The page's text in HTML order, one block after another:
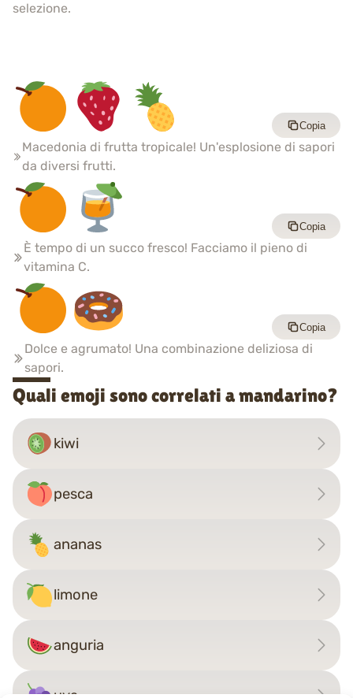
selezione.
Macedonia di frutta tropicale! Un'esplosione di sapori
da diversi frutti.
Copia
È tempo di un succo fresco! Facciamo il pieno di
vitamina C.
Copia
Dolce e agrumato! Una combinazione deliziosa di
sapori.
Copia
Quali emoji sono correlati a mandarino?
kiwi
pesca
ananas
limone
anguria